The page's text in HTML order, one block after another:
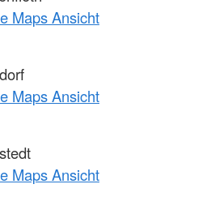
Maps Ansicht
Maps Ansicht
Maps Ansicht